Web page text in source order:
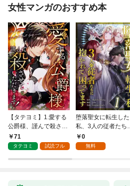
女性マンガのおすすめ本
【タテヨミ】1.愛する
公爵様、謹んで殺させ
ていただきます！
71
タテヨミ 試読フル
堕落聖女に転生した
私、3人の従者たち
抱かれて困ってます
1話
0
無料